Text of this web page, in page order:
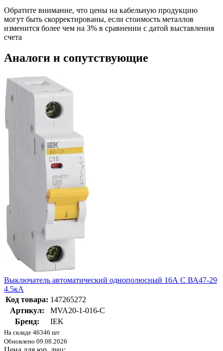
Обратите внимание, что цены на кабельную продукцию
могут быть скорректированы, если стоимость металлов
изменится более чем на 3% в сравнении с датой выставления
счета
Аналоги и сопутствующие
Выключатель автоматический однополюсный 16А C ВА47-29
4.5кА
Код товара: 147265272
Артикул:
MVA20-1-016-C
Бренд:
IEK
На складе 46346 шт
Обновлено 09.08.2026